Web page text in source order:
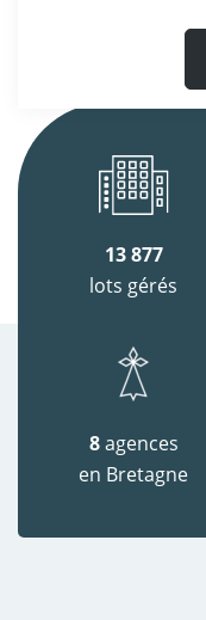
13 877
lots gérés
8agences
en Bretagne